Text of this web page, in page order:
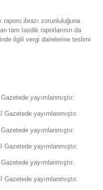
ibrazı zorunluluğuna
tam tasdik raporlarının da
ilgili vergi dairelerine teslimi
yayımlanmıştır.
yayımlanmıştır.
yayımlanmıştır.
yayımlanmıştır.
yayımlanmıştır.
yayımlanmıştır.